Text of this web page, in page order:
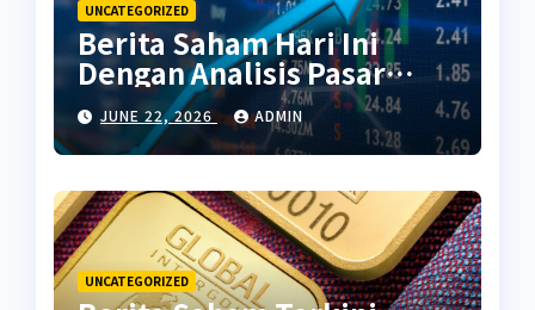
UNCATEGORIZED
Berita Saham Hari Ini
Dengan Analisis Pasar
Terbaru
JUNE 22, 2026 ADMIN
UNCATEGORIZED